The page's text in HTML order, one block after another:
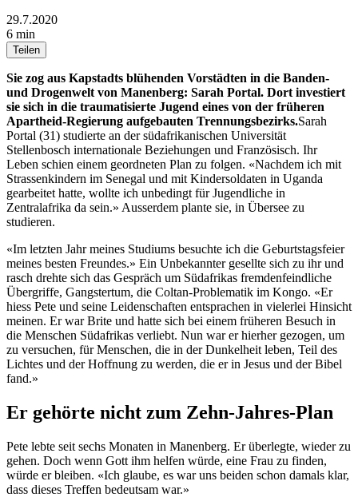
29.7.2020
6 min
Teilen
Sie zog aus Kapstadts blühenden Vorstädten in die Banden-
und Drogenwelt von Manenberg: Sarah Portal. Dort investiert
sie sich in die traumatisierte Jugend eines von der früheren
Apartheid-Regierung aufgebauten Trennungsbezirks.Sarah
Portal (31) studierte an der südafrikanischen Universität
Stellenbosch internationale Beziehungen und Französisch. Ihr
Leben schien einem geordneten Plan zu folgen. «Nachdem ich mit
Strassenkindern im Senegal und mit Kindersoldaten in Uganda
gearbeitet hatte, wollte ich unbedingt für Jugendliche in
Zentralafrika da sein.» Ausserdem plante sie, in Übersee zu
studieren.
«Im letzten Jahr meines Studiums besuchte ich die Geburtstagsfeier
meines besten Freundes.» Ein Unbekannter gesellte sich zu ihr und
rasch drehte sich das Gespräch um Südafrikas fremdenfeindliche
Übergriffe, Gangstertum, die Coltan-Problematik im Kongo. «Er
hiess Pete und seine Leidenschaften entsprachen in vielerlei Hinsicht
meinen. Er war Brite und hatte sich bei einem früheren Besuch in
die Menschen Südafrikas verliebt. Nun war er hierher gezogen, um
zu versuchen, für Menschen, die in der Dunkelheit leben, Teil des
Lichtes und der Hoffnung zu werden, die er in Jesus und der Bibel
fand.»
Er gehörte nicht zum Zehn-Jahres-Plan
Pete lebte seit sechs Monaten in Manenberg. Er überlegte, wieder zu
gehen. Doch wenn Gott ihm helfen würde, eine Frau zu finden,
würde er bleiben. «Ich glaube, es war uns beiden schon damals klar,
dass dieses Treffen bedeutsam war.»